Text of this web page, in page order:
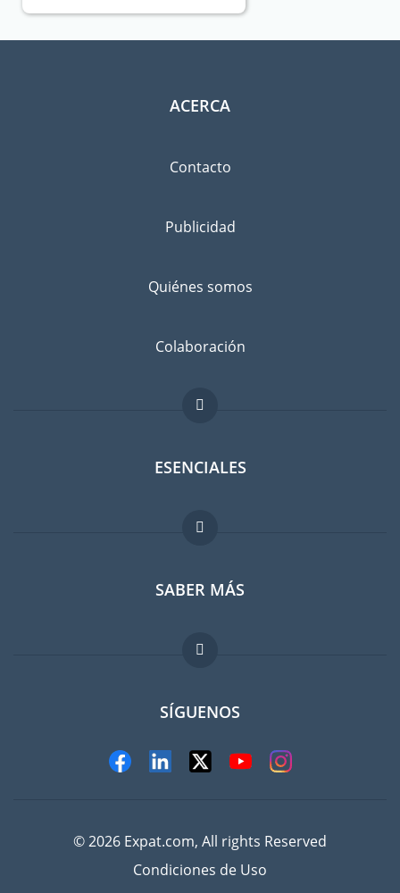
ACERCA
Contacto
Publicidad
Quiénes somos
Colaboración
ESENCIALES
Foro para expatriados
Guia para expatriados
Trabajos en el extranjero
SABER MÁS
FAQ
SÍGUENOS
© 2026 Expat.com, All rights Reserved
Condiciones de Uso